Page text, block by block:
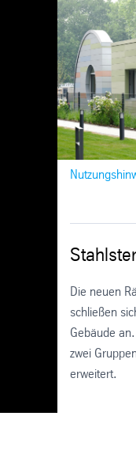
Die neuen
schließen
Gebäude
zwei
erweitert.